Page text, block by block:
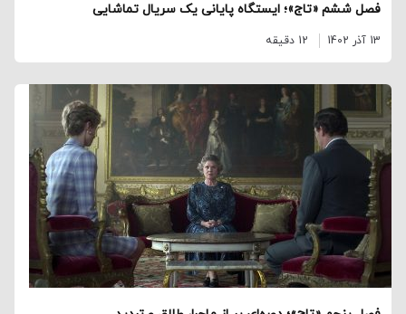
فصل ششم «تاج»؛ ایستگاه پایانی یک سریال تماشایی
13 آذر 1402 12 دقیقه